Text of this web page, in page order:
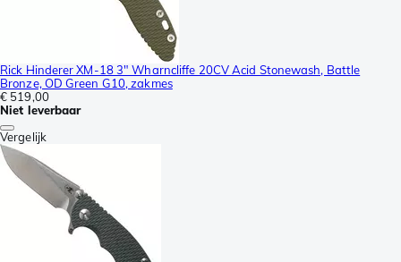
Rick Hinderer XM-18 3" Wharncliffe 20CV Acid Stonewash, Battle
Bronze, OD Green G10, zakmes
€ 519,00
Niet leverbaar
Vergelijk